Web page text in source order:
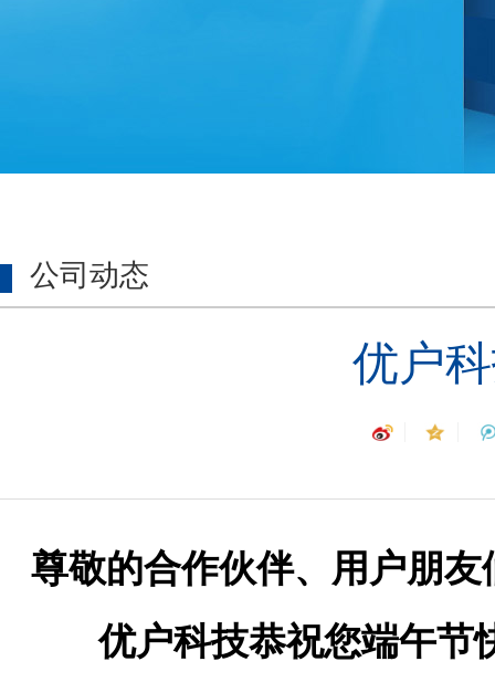
公司动态
优户
尊敬的合作伙伴、用户朋友
优户科技恭祝您端午节